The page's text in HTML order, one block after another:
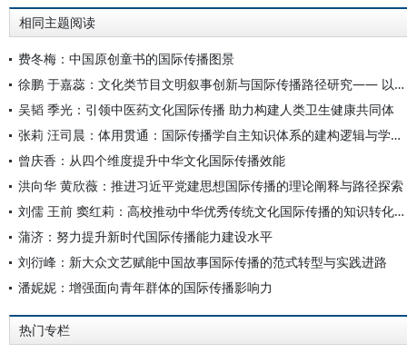
相同主题阅读
费冬梅：中国原创童书的国际传播图景
徐鹏 于嘉蕊：文化类节目文明叙事创新与国际传播路径研究—— 以《遇鉴文明》第二季为例
吴韬 季光：引领中医药文化国际传播 助力构建人类卫生健康共同体
张莉 汪司晨：体用贯通：国际传播学自主知识体系的建构逻辑与学科交叉进路
曾庆香：从四个维度提升中华文化国际传播效能
洪向华 黄欣薇：推进习近平党建思想国际传播的理论阐释与路径探索
刘儒 王前 窦红莉：高校推动中华优秀传统文化国际传播的知识转化路径
蒲济：努力提升新时代国际传播能力建设水平
刘衍峰：新大众文艺赋能中国故事国际传播的范式转型与实践进路
潘妮妮：增强面向青年群体的国际传播影响力
热门专栏